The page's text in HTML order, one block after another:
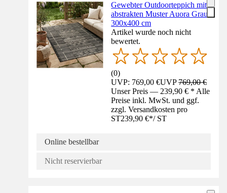
Gewebter Outdoorteppich mit
abstrakten Muster Auora Grau
300x400 cm
Artikel wurde noch nicht
bewertet.
(0)
UVP: 769,00 €UVP769,00 €
Unser Preis — 239,90 € * Alle
Preise inkl. MwSt. und ggf.
zzgl. Versandkosten pro
ST239,90 €*/ ST
Online bestellbar
Nicht reservierbar